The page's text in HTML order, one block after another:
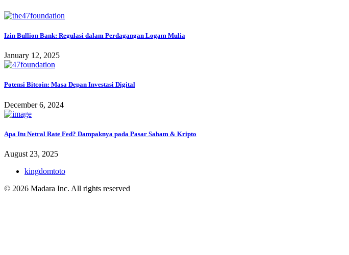
Izin Bullion Bank: Regulasi dalam Perdagangan Logam Mulia
January 12, 2025
Potensi Bitcoin: Masa Depan Investasi Digital
December 6, 2024
Apa Itu Netral Rate Fed? Dampaknya pada Pasar Saham & Kripto
August 23, 2025
kingdomtoto
© 2026 Madara Inc. All rights reserved